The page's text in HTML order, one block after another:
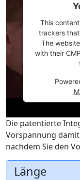
This
trackers
The
with their
Die patentierte
Vorspannung
nachdem Sie den
Länge